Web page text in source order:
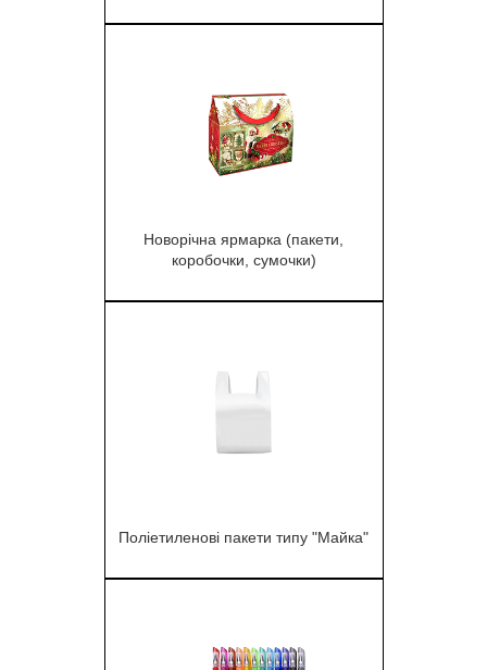
Новорічна ярмарка (пакети,
коробочки, сумочки)
Поліетиленові пакети типу "Майка"